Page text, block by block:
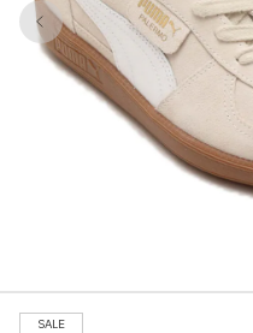
その他
アディダス ピックアップ
すべてのシューズ
ライフスタイルランニング
アンダーウェア
ウエストバッグ
その他
すべてのバッグ
すべてのアクセサリー
その他
アディダス ピックアップ
すべてのシューズ
ライフスタイルランニング
スカート
ソックス
アンダーウェア
すべてのウェア
ウエストバッグ
その他
すべてのバッグ
すべてのアクセサリー
SALE